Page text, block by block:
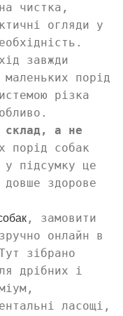
чистка,
огляди у
завжди
порід
різка
склад, а не
порід собак
у підсумку це
здорове
, замовити
онлайн в
зібрано
дрібних і
ласощі,